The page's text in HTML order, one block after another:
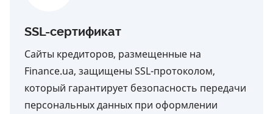
SSL-сертификат
Сайты кредиторов, размещенные на
Finance.ua, защищены SSL-протоколом,
который гарантирует безопасность передачи
персональных данных при оформлении